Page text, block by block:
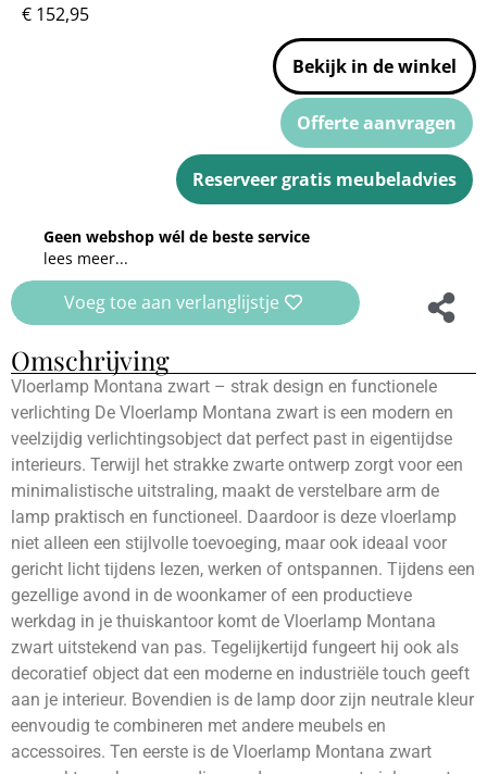
€ 152,95
Bekijk in de winkel
Offerte aanvragen
Reserveer gratis meubeladvies
Geen webshop wél de beste service
lees meer...
Voeg toe aan verlanglijstje
Omschrijving
Vloerlamp Montana zwart – strak design en functionele
verlichting De Vloerlamp Montana zwart is een modern en
veelzijdig verlichtingsobject dat perfect past in eigentijdse
interieurs. Terwijl het strakke zwarte ontwerp zorgt voor een
minimalistische uitstraling, maakt de verstelbare arm de
lamp praktisch en functioneel. Daardoor is deze vloerlamp
niet alleen een stijlvolle toevoeging, maar ook ideaal voor
gericht licht tijdens lezen, werken of ontspannen. Tijdens een
gezellige avond in de woonkamer of een productieve
werkdag in je thuiskantoor komt de Vloerlamp Montana
zwart uitstekend van pas. Tegelijkertijd fungeert hij ook als
decoratief object dat een moderne en industriële touch geeft
aan je interieur. Bovendien is de lamp door zijn neutrale kleur
eenvoudig te combineren met andere meubels en
accessoires. Ten eerste is de Vloerlamp Montana zwart